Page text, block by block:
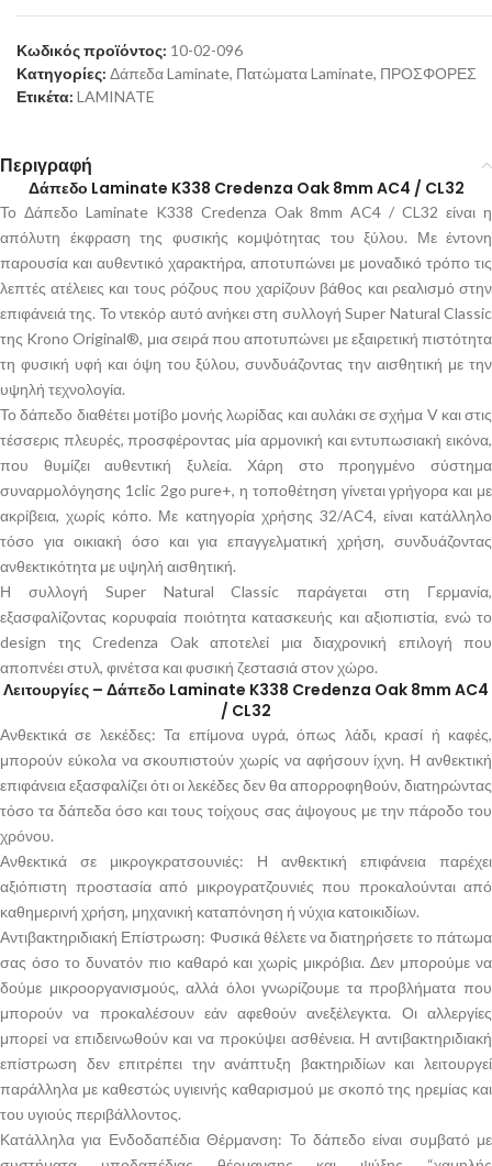
Κωδικός προϊόντος: 10-02-096
Κατηγορίες: Δάπεδα Laminate, Πατώματα Laminate, ΠΡΟΣΦΟΡΕΣ
Ετικέτα: LAMINATE
Περιγραφή
Δάπεδο Laminate K338 Credenza Oak 8mm AC4 / CL32
Το Δάπεδο Laminate K338 Credenza Oak 8mm AC4 / CL32 είναι η
απόλυτη έκφραση της φυσικής κομψότητας του ξύλου. Με έντονη
παρουσία και αυθεντικό χαρακτήρα, αποτυπώνει με μοναδικό τρόπο τις
λεπτές ατέλειες και τους ρόζους που χαρίζουν βάθος και ρεαλισμό στην
επιφάνειά της. Το ντεκόρ αυτό ανήκει στη συλλογή Super Natural Classic
της Krono Original®, μια σειρά που αποτυπώνει με εξαιρετική πιστότητα
τη φυσική υφή και όψη του ξύλου, συνδυάζοντας την αισθητική με την
υψηλή τεχνολογία.
Το δάπεδο διαθέτει μοτίβο μονής λωρίδας και αυλάκι σε σχήμα V και στις
τέσσερις πλευρές, προσφέροντας μία αρμονική και εντυπωσιακή εικόνα,
που θυμίζει αυθεντική ξυλεία. Χάρη στο προηγμένο σύστημα
συναρμολόγησης 1clic 2go pure+, η τοποθέτηση γίνεται γρήγορα και με
ακρίβεια, χωρίς κόπο. Με κατηγορία χρήσης 32/AC4, είναι κατάλληλο
τόσο για οικιακή όσο και για επαγγελματική χρήση, συνδυάζοντας
ανθεκτικότητα με υψηλή αισθητική.
Η συλλογή Super Natural Classic παράγεται στη Γερμανία,
εξασφαλίζοντας κορυφαία ποιότητα κατασκευής και αξιοπιστία, ενώ το
design της Credenza Oak αποτελεί μια διαχρονική επιλογή που
αποπνέει στυλ, φινέτσα και φυσική ζεστασιά στον χώρο.
Λειτουργίες – Δάπεδο Laminate K338 Credenza Oak 8mm AC4
/ CL32
Ανθεκτικά σε λεκέδες: Τα επίμονα υγρά, όπως λάδι, κρασί ή καφές,
μπορούν εύκολα να σκουπιστούν χωρίς να αφήσουν ίχνη. Η ανθεκτική
επιφάνεια εξασφαλίζει ότι οι λεκέδες δεν θα απορροφηθούν, διατηρώντας
τόσο τα δάπεδα όσο και τους τοίχους σας άψογους με την πάροδο του
χρόνου.
Ανθεκτικά σε μικρογκρατσουνιές: Η ανθεκτική επιφάνεια παρέχει
αξιόπιστη προστασία από μικρογρατζουνιές που προκαλούνται από
καθημερινή χρήση, μηχανική καταπόνηση ή νύχια κατοικιδίων.
Αντιβακτηριδιακή Επίστρωση: Φυσικά θέλετε να διατηρήσετε το πάτωμα
σας όσο το δυνατόν πιο καθαρό και χωρίς μικρόβια. Δεν μπορούμε να
δούμε μικροοργανισμούς, αλλά όλοι γνωρίζουμε τα προβλήματα που
μπορούν να προκαλέσουν εάν αφεθούν ανεξέλεγκτα. Οι αλλεργίες
μπορεί να επιδεινωθούν και να προκύψει ασθένεια. Η αντιβακτηριδιακή
επίστρωση δεν επιτρέπει την ανάπτυξη βακτηριδίων και λειτουργεί
παράλληλα με καθεστώς υγιεινής καθαρισμού με σκοπό της ηρεμίας και
του υγιούς περιβάλλοντος.
Κατάλληλα για Ενδοδαπέδια Θέρμανση: Το δάπεδο είναι συμβατό με